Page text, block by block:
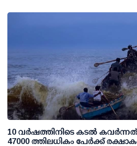
10 വര്‍ഷത്തിനിടെ കടല്‍
47000 ത്തിലധികം പേര്‍ക്ക്